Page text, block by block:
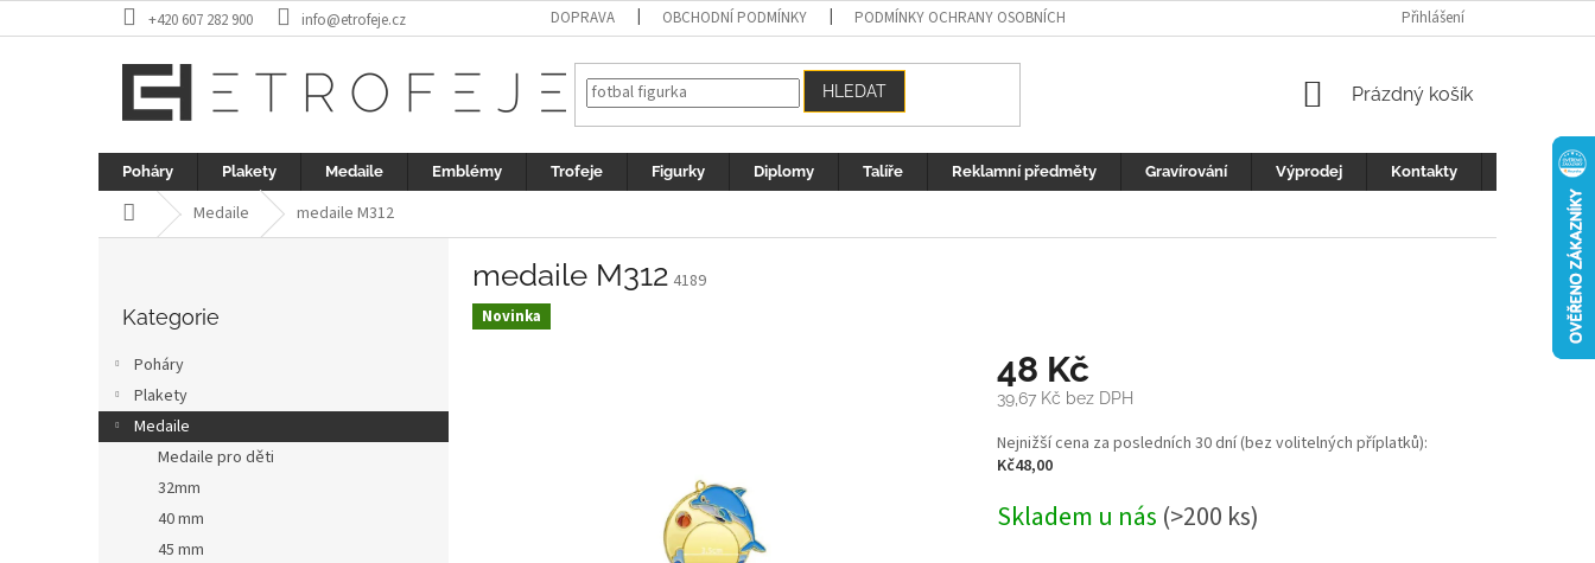
na
+420 607 282 900 info@etrofeje.cz DOPRAVA OBCHODNÍ PODMÍNKY PODMÍNKY OCHRANY OSOBNÍCH ÚDAJŮ REKLAMACE
Přihlášení
HLEDAT
NÁKUPNÍ
Prázdný košík
Poháry Plakety Medaile Emblémy Trofeje Figurky Diplomy Talíře Reklamní předměty Gravírování Výprodej Kontakty
Domů Medaile medaile M312
n
kategorie
Kategorie
Poháry
Plakety
Medaile
Medaile pro děti
32mm
40 mm
45 mm
medaile M312 4189
Novinka
48 Kč
39,67 Kč bez DPH
Měrná
cena:
Nejnižší cena za posledních 30 dní (bez volitelných příplatků):
Kč48,00
Skladem u nás (>200 ks)